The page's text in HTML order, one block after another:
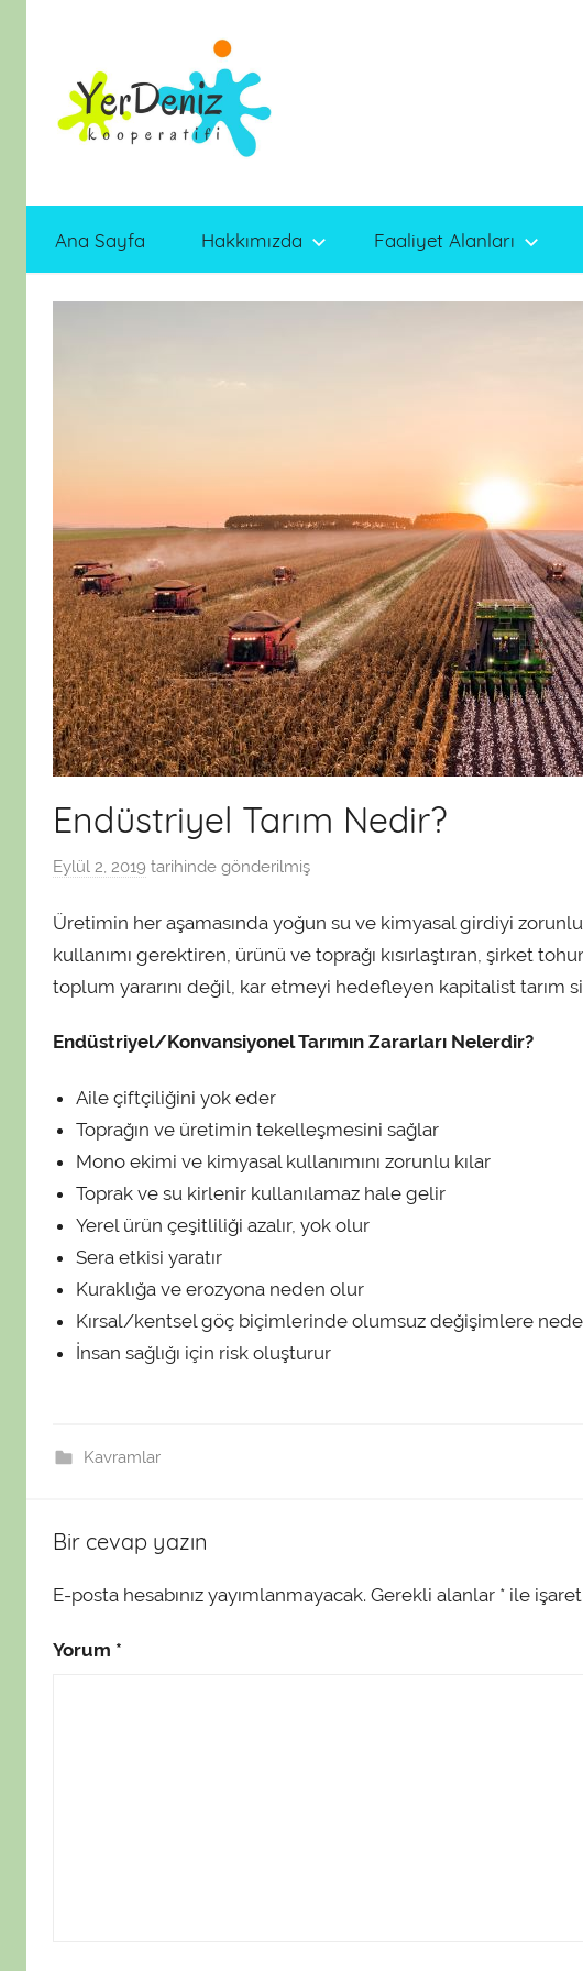
Ana Sayfa Hakkımızda Faaliyet Alanları
Endüstriyel Tarım Nedir?
Eylül 2, 2019 tarihinde gönderilmiş
m
i
n
a
f
a
Üretimin her aşamasında yoğun su ve kimyasal girdiyi
kullanımı gerektiren, ürünü ve toprağı kısırlaştıran, şirket
toplum yararını değil, kar etmeyi hedefleyen kapitalist tarım
Endüstriyel/Konvansiyonel Tarımın Zararları Nelerdir?
Aile çiftçiliğini yok eder
Toprağın ve üretimin tekelleşmesini sağlar
Mono ekimi ve kimyasal kullanımını zorunlu kılar
Toprak ve su kirlenir kullanılamaz hale gelir
Yerel ürün çeşitliliği azalır, yok olur
Sera etkisi yaratır
Kuraklığa ve erozyona neden olur
Kırsal/kentsel göç biçimlerinde olumsuz değişimlere
İnsan sağlığı için risk oluşturur
Kavramlar
Bir cevap yazın
E-posta hesabınız yayımlanmayacak. Gerekli alanlar * ile
Yorum *